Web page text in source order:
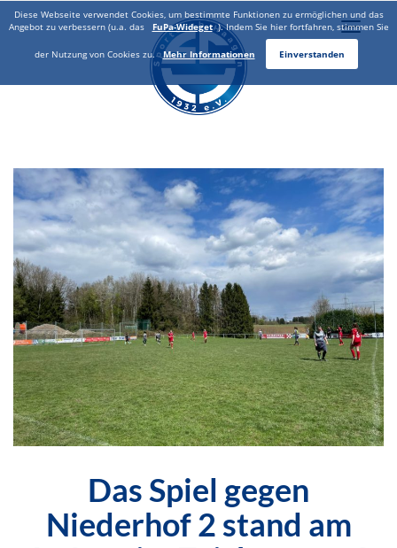
Toggle
Das Spiel gegen
Niederhof 2 stand am
Diese Webseite verwendet Cookies, um bestimmte Funktionen zu ermöglichen und das
Angebot zu verbessern (u.a. das
FuPa-Wideget ). Indem Sie hier fortfahren, stimmen Sie
der Nutzung von Cookies zu. Mehr Informationen Einverstanden